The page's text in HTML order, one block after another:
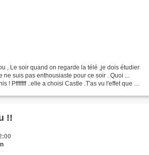
, Le soir quand on regarde la télé ,je dois étudier
ne suis pas enthousiaste pour ce soir . Quoi ...
! Pfffffff ..elle a choisi Castle .T'as vu l'effet que ça
!!